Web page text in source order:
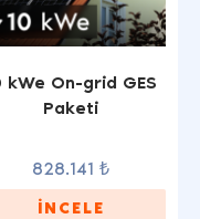
kWe On-grid GES
Paketi
828.141 ₺
İNCELE